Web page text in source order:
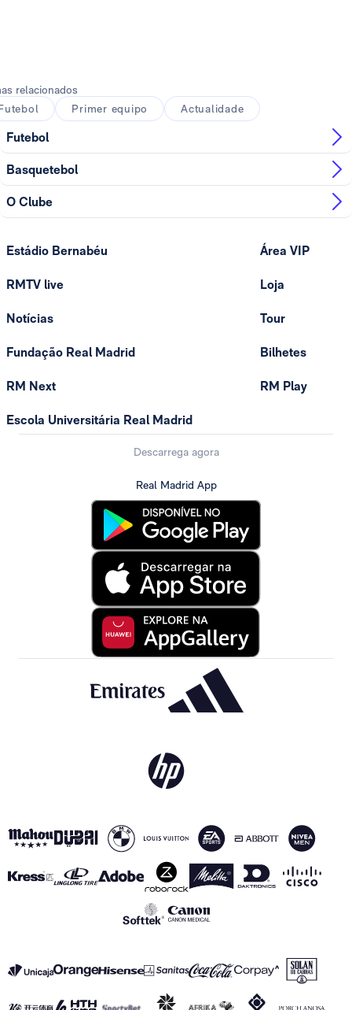
relacionados
Primer equipo Actualidade
Futebol
Basquetebol
O Clube
Estádio Bernabéu
RMTV live
Notícias
Fundação Real Madrid
RM Next
Escola Universitária Real Madrid
Área VIP
Loja
Tour
Bilhetes
RM Play
Descarrega agora
Real Madrid App